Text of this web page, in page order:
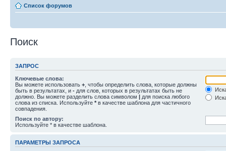
Список форумов
Поиск
ЗАПРОС
Ключевые слова:
Вы можете использовать + , чтобы определить слова, которые должны
быть в результатах, и - для слов, которых в результатах быть не
должно. Вы можете разделить слова символом | для поиска любого
слова из списка. Используйте * в качестве шаблона для частичного
совпадения.
Поиск по автору:
Используйте * в качестве шаблона.
ПАРАМЕТРЫ ЗАПРОСА